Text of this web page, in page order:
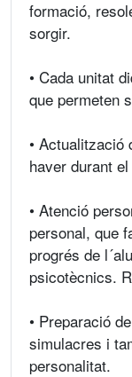
formació,
sorgir.
• Cada unitat
que permeten
• Actualització
haver durant
• Atenció
personal, que
progrés de
psicotècnics.
• Preparació
simulacres i
personalitat.